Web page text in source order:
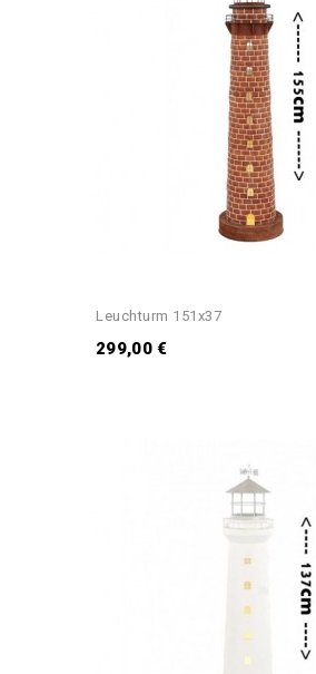
Leuchturm 151x37
299,00 €